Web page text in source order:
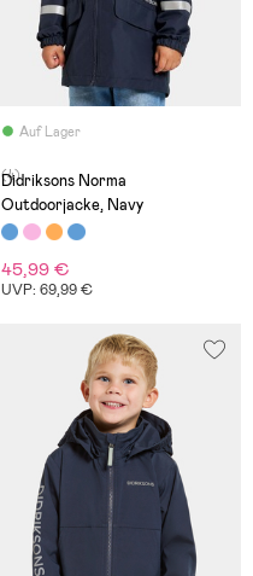
Auf Lager
(4)
Didriksons Norma
Outdoorjacke, Navy
45,99 €
UVP: 69,99 €